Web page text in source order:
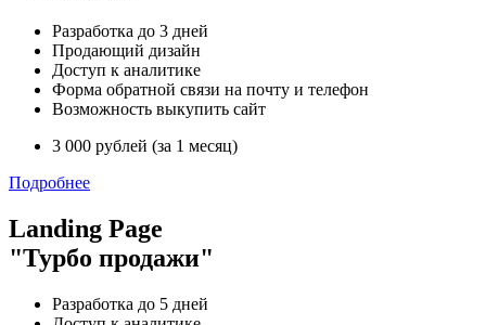
Разработка до 3 дней
Продающий дизайн
Доступ к аналитике
Форма обратной связи на почту и телефон
Возможность выкупить сайт
3 000 рублей (за 1 месяц)
Подробнее
Landing Page
"Турбо продажи"
Разработка до 5 дней